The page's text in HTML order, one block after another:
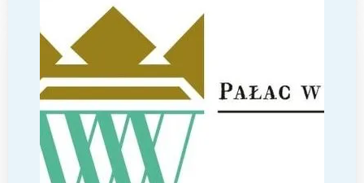
Warszawa
Łódź
Trójmiasto
Poznań
Wrocław
Północ
Wybieram